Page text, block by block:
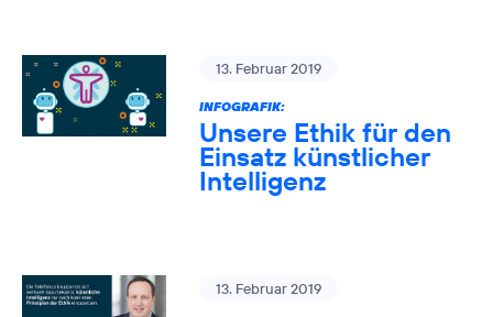
13. Februar 2019
INFOGRAFIK:
Unsere Ethik für den
Einsatz künstlicher
Intelligenz
13. Februar 2019